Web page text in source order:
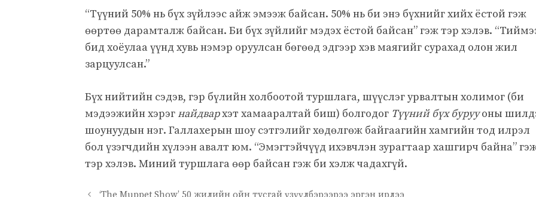
“Түүний 50% нь бүх зүйлээс айж эмээж байсан. 50% нь би энэ бүхнийг хийх ёстой гэж
өөртөө дарамталж байсан. Би бүх зүйлийг мэдэх ёстой байсан” гэж тэр хэлэв.
бид хоёулаа үүнд хувь нэмэр оруулсан бөгөөд эдгээр хэв маягийг сурахад олон жил
зарцуулсан.”
Бүх нийтийн сэдэв, гэр бүлийн холбоотой туршлага, шүүслэг урвалтын холимог (би
мэдээжийн хэрэг найдвархэт хамааралтай биш) болгодог Түүний бүх бурууоны
шоунуудын нэг. Галлахерын шоу сэтгэлийг хөдөлгөж байгаагийн хамгийн тод илрэл
бол үзэгчдийн хүлээн авалт юм. “Эмэгтэйчүүд ихэвчлэн зурагтаар хашгирч байна”
тэр хэлэв. Миний туршлага өөр байсан гэж би хэлж чадахгүй.